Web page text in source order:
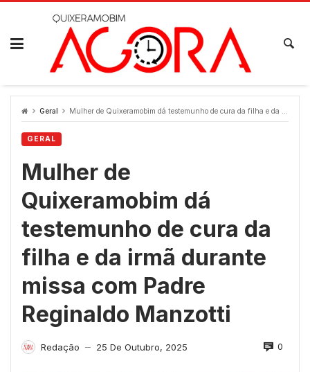
Skip
Geral Mulher de Quixeramobim dá testemunho de cura da filha e da irmã durante missa com Padre Reginaldo Manzotti
GERAL
Mulher de
Quixeramobim dá
testemunho de cura da
filha e da irmã durante
missa com Padre
Reginaldo Manzotti
Redação — 25 De Outubro, 2025 0